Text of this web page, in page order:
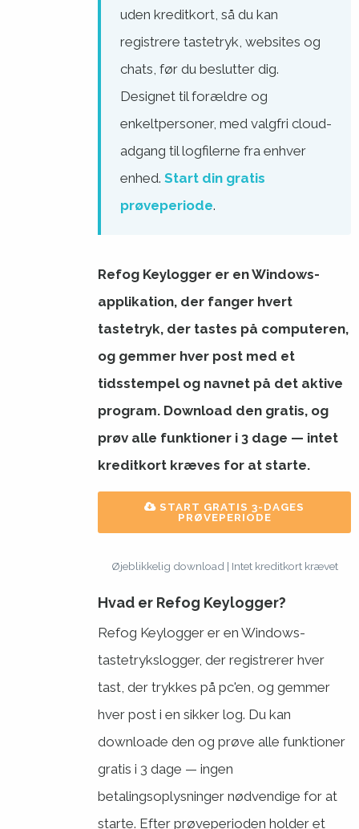
uden kreditkort, så du kan
registrere tastetryk, websites og
chats, før du beslutter dig.
Designet til forældre og
enkeltpersoner, med valgfri cloud-
adgang til logfilerne fra enhver
enhed. Start din gratis
prøveperiode.
Refog Keylogger er en Windows-
applikation, der fanger hvert
tastetryk, der tastes på computeren,
og gemmer hver post med et
tidsstempel og navnet på det aktive
program. Download den gratis, og
prøv alle funktioner i 3 dage — intet
kreditkort kræves for at starte.
START GRATIS 3-DAGES
PRØVEPERIODE
Øjeblikkelig download | Intet kreditkort krævet
Hvad er Refog Keylogger?
Refog Keylogger er en Windows-
tastetrykslogger, der registrerer hver
tast, der trykkes på pc'en, og gemmer
hver post i en sikker log. Du kan
downloade den og prøve alle funktioner
gratis i 3 dage — ingen
betalingsoplysninger nødvendige for at
starte. Efter prøveperioden holder et